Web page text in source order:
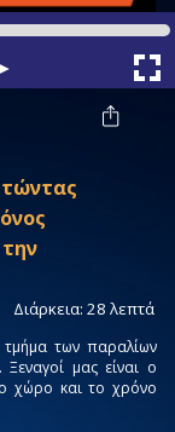
Διάρκεια: 28 λεπτά
των παραλίων
μας είναι ο
χώρο και το χρόνο